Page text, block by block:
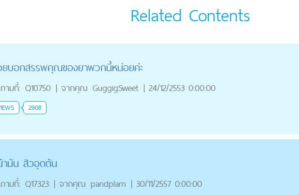
Related Contents
บอกสรรพคุณของยาพวกนี้หน่อยค่ะ
ามที่: Q10750 | จากคุณ GuggigSweet | 24/12/2553 0:00:00
2908
ามัน สิวอุดตัน
ามที่: Q17323 | จากคุณ pandplam | 30/11/2557 0:00:00